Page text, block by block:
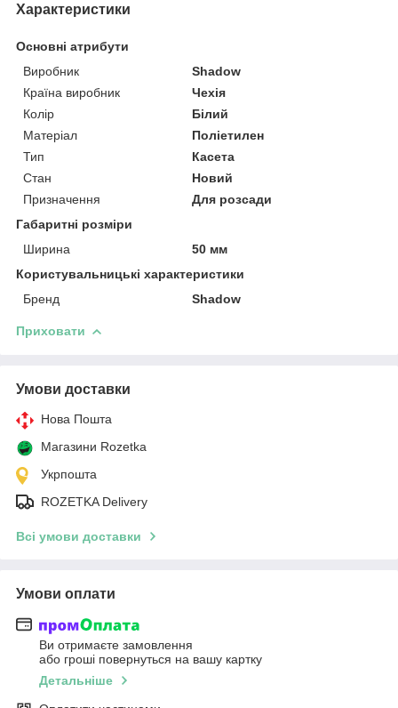
Характеристики
Основні атрибути
Виробник
Shadow
Країна виробник
Чехія
Колір
Білий
Матеріал
Поліетилен
Тип
Касета
Стан
Новий
Призначення
Для розсади
Габаритні розміри
Ширина
50 мм
Користувальницькі характеристики
Бренд
Shadow
Приховати
Умови доставки
Нова Пошта
Магазини Rozetka
Укрпошта
ROZETKA Delivery
Всі умови доставки
Умови оплати
Ви отримаєте замовлення
або гроші повернуться на вашу картку
Детальніше